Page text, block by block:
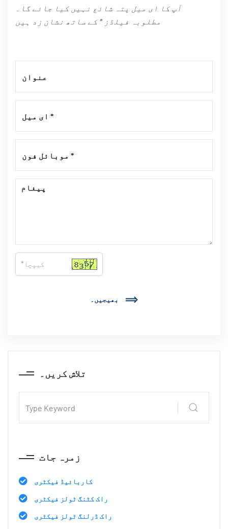
تلاش کریں۔
زمرہ جات
کاربائیڈ فیکٹری
راک کٹنگ ٹولز فیکٹری
راک ڈرلنگ ٹولز فیکٹری
آپ کا ای میل پتہ شائع نہیں کیا جائے گا۔
مطلوبہ فیلڈز * کے ساتھ نشان زد ہیں
بھیجیں۔